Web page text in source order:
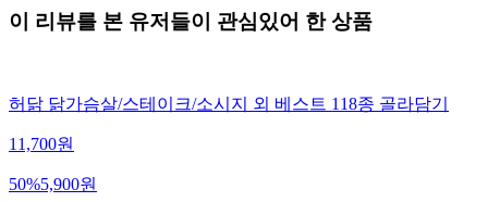
이 리뷰를 본 유저들이 관심있어 한 상품
허닭 닭가슴살/스테이크/소시지 외 베스트 118종 골라담기
11,700원
50%5,900원